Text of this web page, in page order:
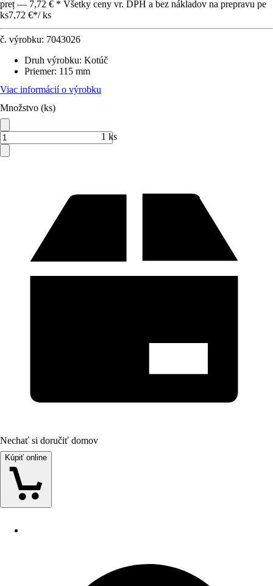
preț — 7,72 € * Všetky ceny vr. DPH a bez nákladov na prepravu pe
ks7,72 €*/ ks
č. výrobku: 7043026
Druh výrobku: Kotúč
Priemer: 115 mm
Viac informácií o výrobku
Množstvo (ks)
1 ks
Nechať si doručiť domov
Kúpiť online